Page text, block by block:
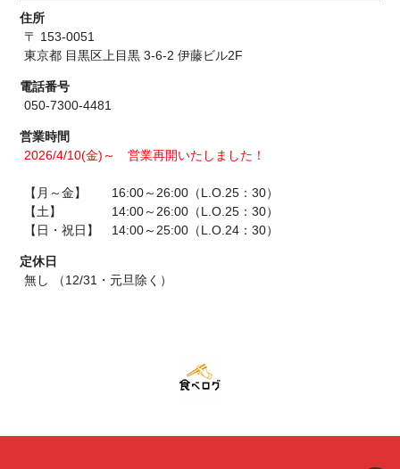
住所
〒 153-0051
東京都 目黒区上目黒 3-6-2 伊藤ビル2F
電話番号
050-7300-4481
営業時間
2026/4/10(金)～ 営業再開いたしました！
【月～金】 16:00～26:00（L.O.25：30）
【土】 14:00～26:00（L.O.25：30）
【日・祝日】 14:00～25:00（L.O.24：30）
定休日
無し （12/31・元旦除く）